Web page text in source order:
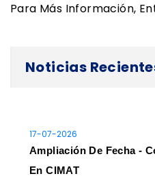
Para Más Información,
Noticias
17-07-2026
Ampliación De Fecha -
En CIMAT